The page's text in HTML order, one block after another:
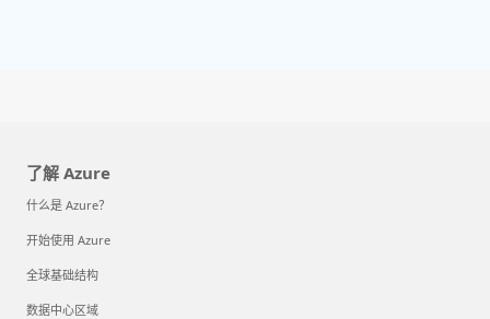
了解 Azure
什么是 Azure？
开始使用 Azure
全球基础结构
数据中心区域